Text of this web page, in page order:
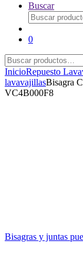
Buscar
Buscar
por:
0
Buscar
por:
InicioRepuesto
lavavajillasBisagra
VC4B000F8
Bisagras y juntas